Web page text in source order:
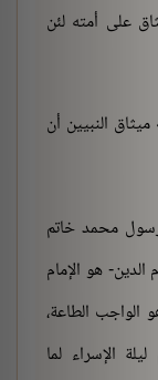
على أمته لئن
النبيين أن
محمد خاتم
الدين- هو الإمام
الطاعة،
الإسراء لما